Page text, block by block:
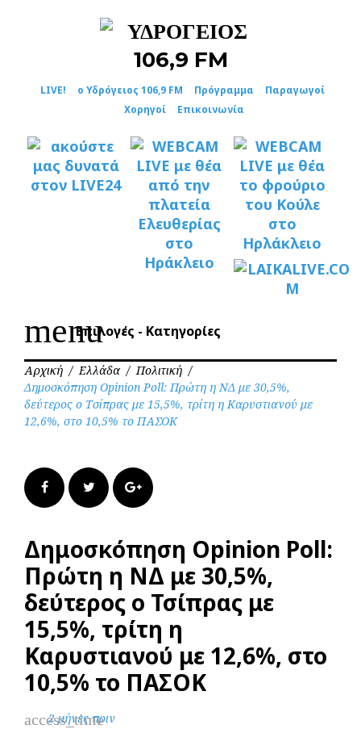
LIVE! ο Υδρόγειος 106,9 FM Πρόγραμμα
Παραγωγοί
Χορηγοί
Επικοινωνία
menuΕπιλογές - Κατηγορίες
Αρχική / Ελλάδα / Πολιτική /
Δημοσκόπηση Opinion Poll: Πρώτη η ΝΔ με 30,5%,
δεύτερος ο Τσίπρας με 15,5%, τρίτη η Καρυστιανού με
12,6%, στο 10,5% το ΠΑΣΟΚ
FacebookTwitter Google+
Δημοσκόπηση Opinion Poll:
Πρώτη η ΝΔ με 30,5%,
δεύτερος ο Τσίπρας με
15,5%, τρίτη η
Καρυστιανού με 12,6%, στο
10,5% το ΠΑΣΟΚ
access_time
2 μήνες πριν